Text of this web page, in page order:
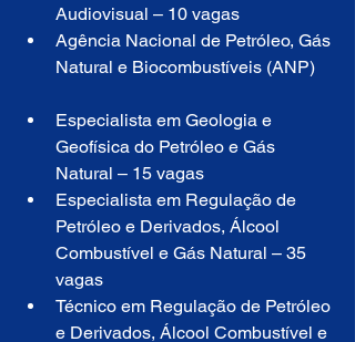
Audiovisual – 10 vagas
Agência Nacional de Petróleo, Gás
Natural e Biocombustíveis (ANP)
Especialista em Geologia e
Geofísica do Petróleo e Gás
Natural – 15 vagas
Especialista em Regulação de
Petróleo e Derivados, Álcool
Combustível e Gás Natural – 35
vagas
Técnico em Regulação de Petróleo
e Derivados, Álcool Combustível e